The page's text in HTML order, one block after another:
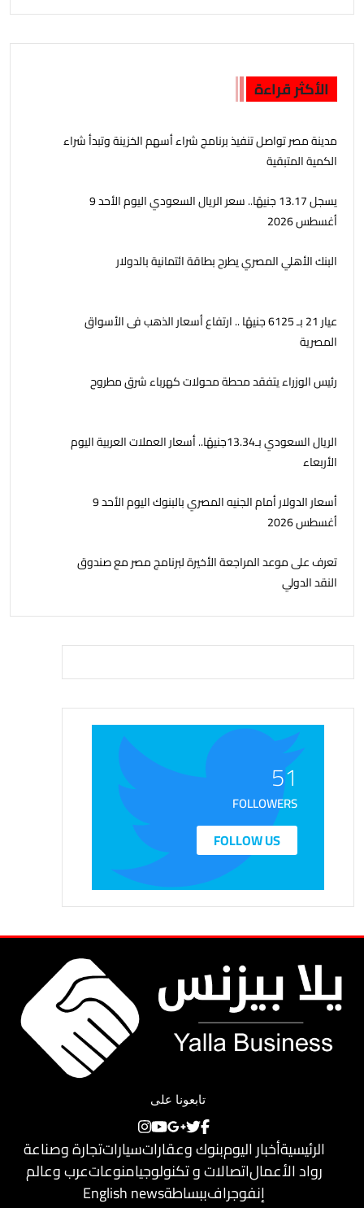
الأكثر قراءة
مدينة مصر تواصل تنفيذ برنامج شراء أسهم الخزينة وتبدأ شراء
الكمية المتبقية
يسجل 13.17 جنيهًا.. سعر الريال السعودي اليوم الأحد 9
أغسطس 2026
البنك الأهلي المصري يطرح بطاقة ائتمانية بالدولار
عيار 21 بـ 6125 جنيهًا .. ارتفاع أسعار الذهب فى الأسواق
المصرية
رئيس الوزراء يتفقد محطة محولات كهرباء شرق مطروح
الريال السعودي بـ13.34جنيهًا.. أسعار العملات العربية اليوم
الأربعاء
أسعار الدولار أمام الجنيه المصري بالبنوك اليوم الأحد 9
أغسطس 2026
تعرف على موعد المراجعة الأخيرة لبرنامج مصر مع صندوق
النقد الدولي
51
FOLLOWERS
FOLLOW US
تابعونا على
الرئيسيةأخبار اليومبنوك وعقاراتسياراتتجارة وصناعة
رواد الأعمالاتصالات و تكنولوجيامنوعاتعرب وعالم
إنفوجرافببساطةEnglish news